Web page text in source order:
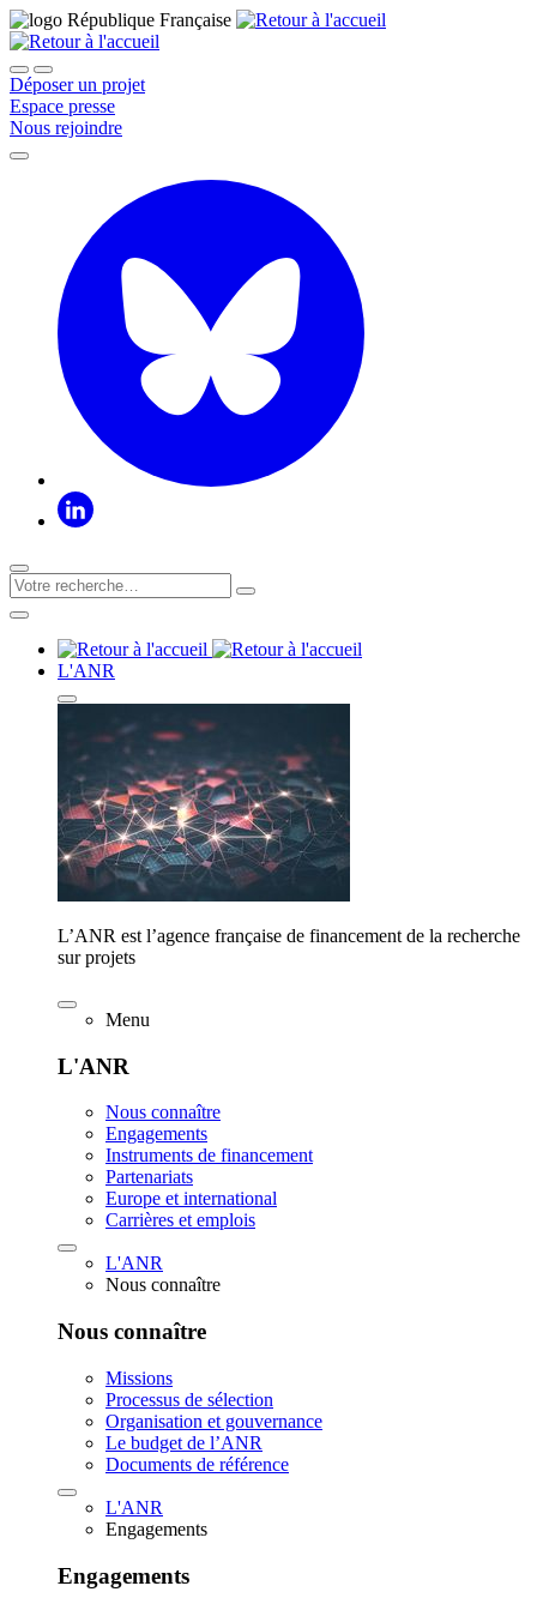
Déposer un projet
Espace presse
Nous rejoindre
L'ANR
L’ANR est l’agence française de financement de la recherche
sur projets
Menu
L'ANR
Nous connaître
Engagements
Instruments de financement
Partenariats
Europe et international
Carrières et emplois
L'ANR
Nous connaître
Nous connaître
Missions
Processus de sélection
Organisation et gouvernance
Le budget de l’ANR
Documents de référence
L'ANR
Engagements
Engagements